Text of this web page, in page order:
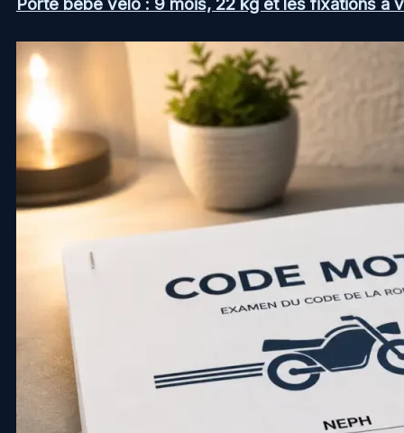
Porte bébé vélo : 9 mois, 22 kg et les fixations à